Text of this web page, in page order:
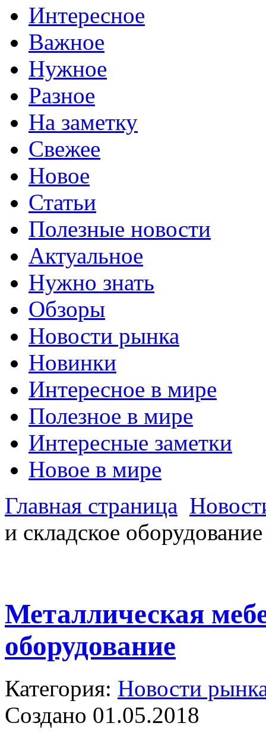
Интересное
Важное
Нужное
Разное
На заметку
Свежее
Новое
Статьи
Полезные новости
Актуальное
Нужно знать
Обзоры
Новости рынка
Новинки
Интересное в мире
Полезное в мире
Интересные заметки
Новое в мире
Главная страница
и складское оборудование
Металлическая
оборудование
Категория: Новости
Создано 01.05.2018